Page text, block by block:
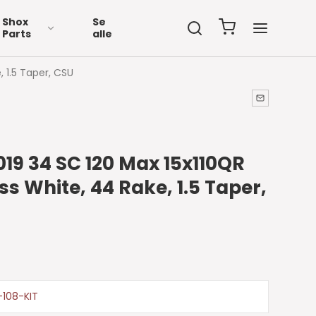
Shox
Parts
Se
alle
Taper, CSU
34 SC 120 Max 15x110QR
White, 44 Rake, 1.5 Taper,
KIT